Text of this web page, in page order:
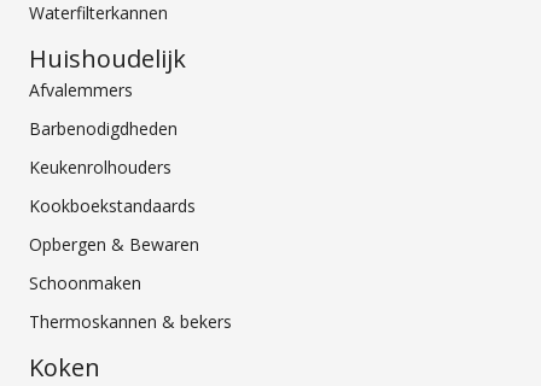
Waterfilterkannen
Huishoudelijk
Afvalemmers
Barbenodigdheden
Keukenrolhouders
Kookboekstandaards
Opbergen & Bewaren
Schoonmaken
Thermoskannen & bekers
Koken